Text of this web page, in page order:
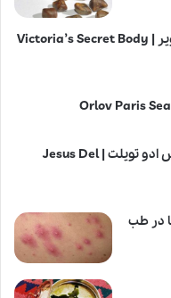
بادی اسپلش ویکتوریا سکرت جاسمین نویر | Victoria’s Secret Body
عطر ادکلن جسوس دل پوزو عربین نایتس ادو تویلت | Jesus Del
در طب